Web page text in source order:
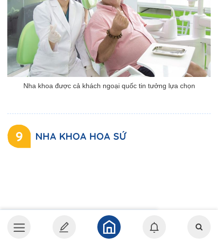
Nha khoa được cả khách ngoại quốc tin tưởng lựa chọn
9 NHA KHOA HOA SỨ